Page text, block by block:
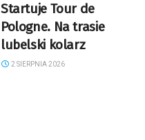
Startuje Tour de
Pologne. Na trasie
lubelski kolarz
2 SIERPNIA 2026